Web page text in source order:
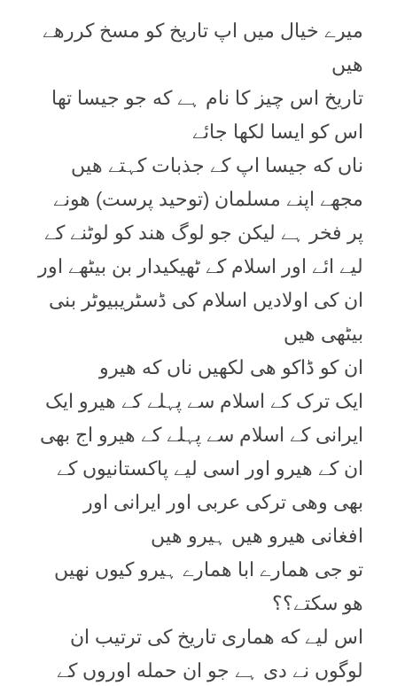
ميرے خیال میں اپ تاریخ کو مسخ کررهے
هیں
تاریخ اس چیز کا نام ہے که جو جیسا تھا
اس کو ایسا لکھا جائے
ناں که جیسا اپ کے جذبات کہتے هیں
مجھے اپنے مسلمان (توحید پرست) هونے
پر فخر ہے لیکن جو لوگ ھند کو لوٹنے کے
لیے ائے اور اسلام کے ٹھیکیدار بن بیٹھے اور
ان کی اولادیں اسلام کی ڈسٹریبیوٹر بنی
بیٹھی هیں
ان کو ڈاکو هی لکھیں ناں که ھیرو
ایک ترک کے اسلام سے پہلے کے ھیرو ایک
ایرانی کے اسلام سے پہلے کے ھیرو اج بھی
ان کے هیرو اور اسی لیے پاکستانیوں کے
بھی وهی ترکی عربی اور ایرانی اور
افغانی هیرو هیں ہیرو هیں
تو جی همارے ابا همارے ہیرو کیوں نهیں
هو سکتے؟؟
اس لیے که هماری تاریخ کی ترتیب ان
لوگوں نے دی ہے جو ان حمله اوروں کے